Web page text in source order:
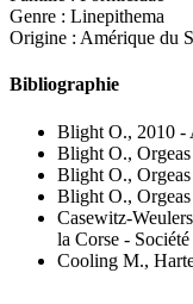
Genre : Linepithema
Origine : Amérique du
Bibliographie
Blight O., 2010 -
Blight O.,
Blight O.,
Blight O.,
Casewitz-
la Corse -
Cooling M.,